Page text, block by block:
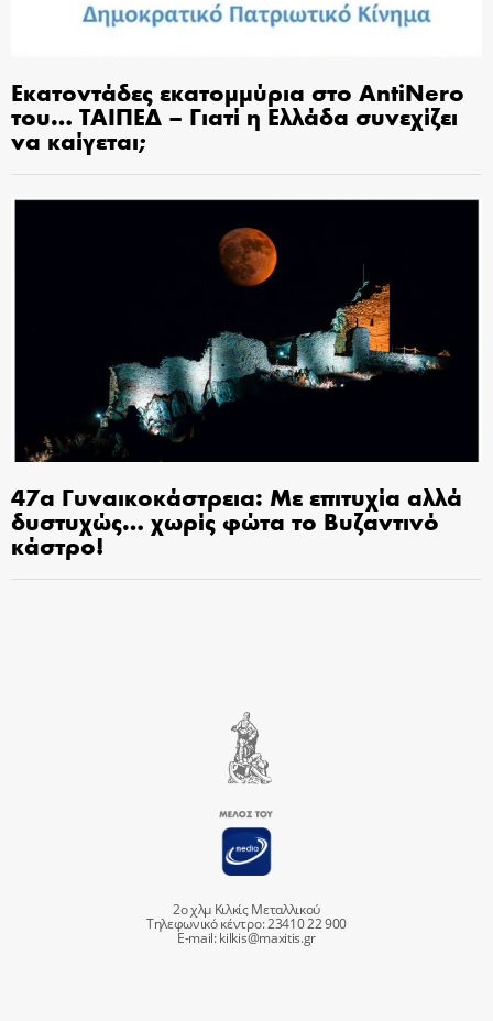
Εκατοντάδες εκατομμύρια στο AntiNero
του… ΤΑΙΠΕΔ – Γιατί η Ελλάδα συνεχίζει
να καίγεται;
47α Γυναικοκάστρεια: Με επιτυχία αλλά
δυστυχώς… χωρίς φώτα το Βυζαντινό
κάστρο!
2ο χλμ Κιλκίς Μεταλλικού
Τηλεφωνικό κέντρο: 23410 22 900
E-mail:kilkis@maxitis.gr